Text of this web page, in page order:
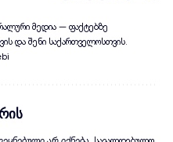
მედია — ფაქტებზე
და შენი საქართველოსთვის.